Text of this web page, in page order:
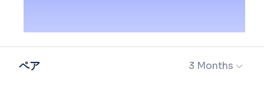
ペア 3 Months